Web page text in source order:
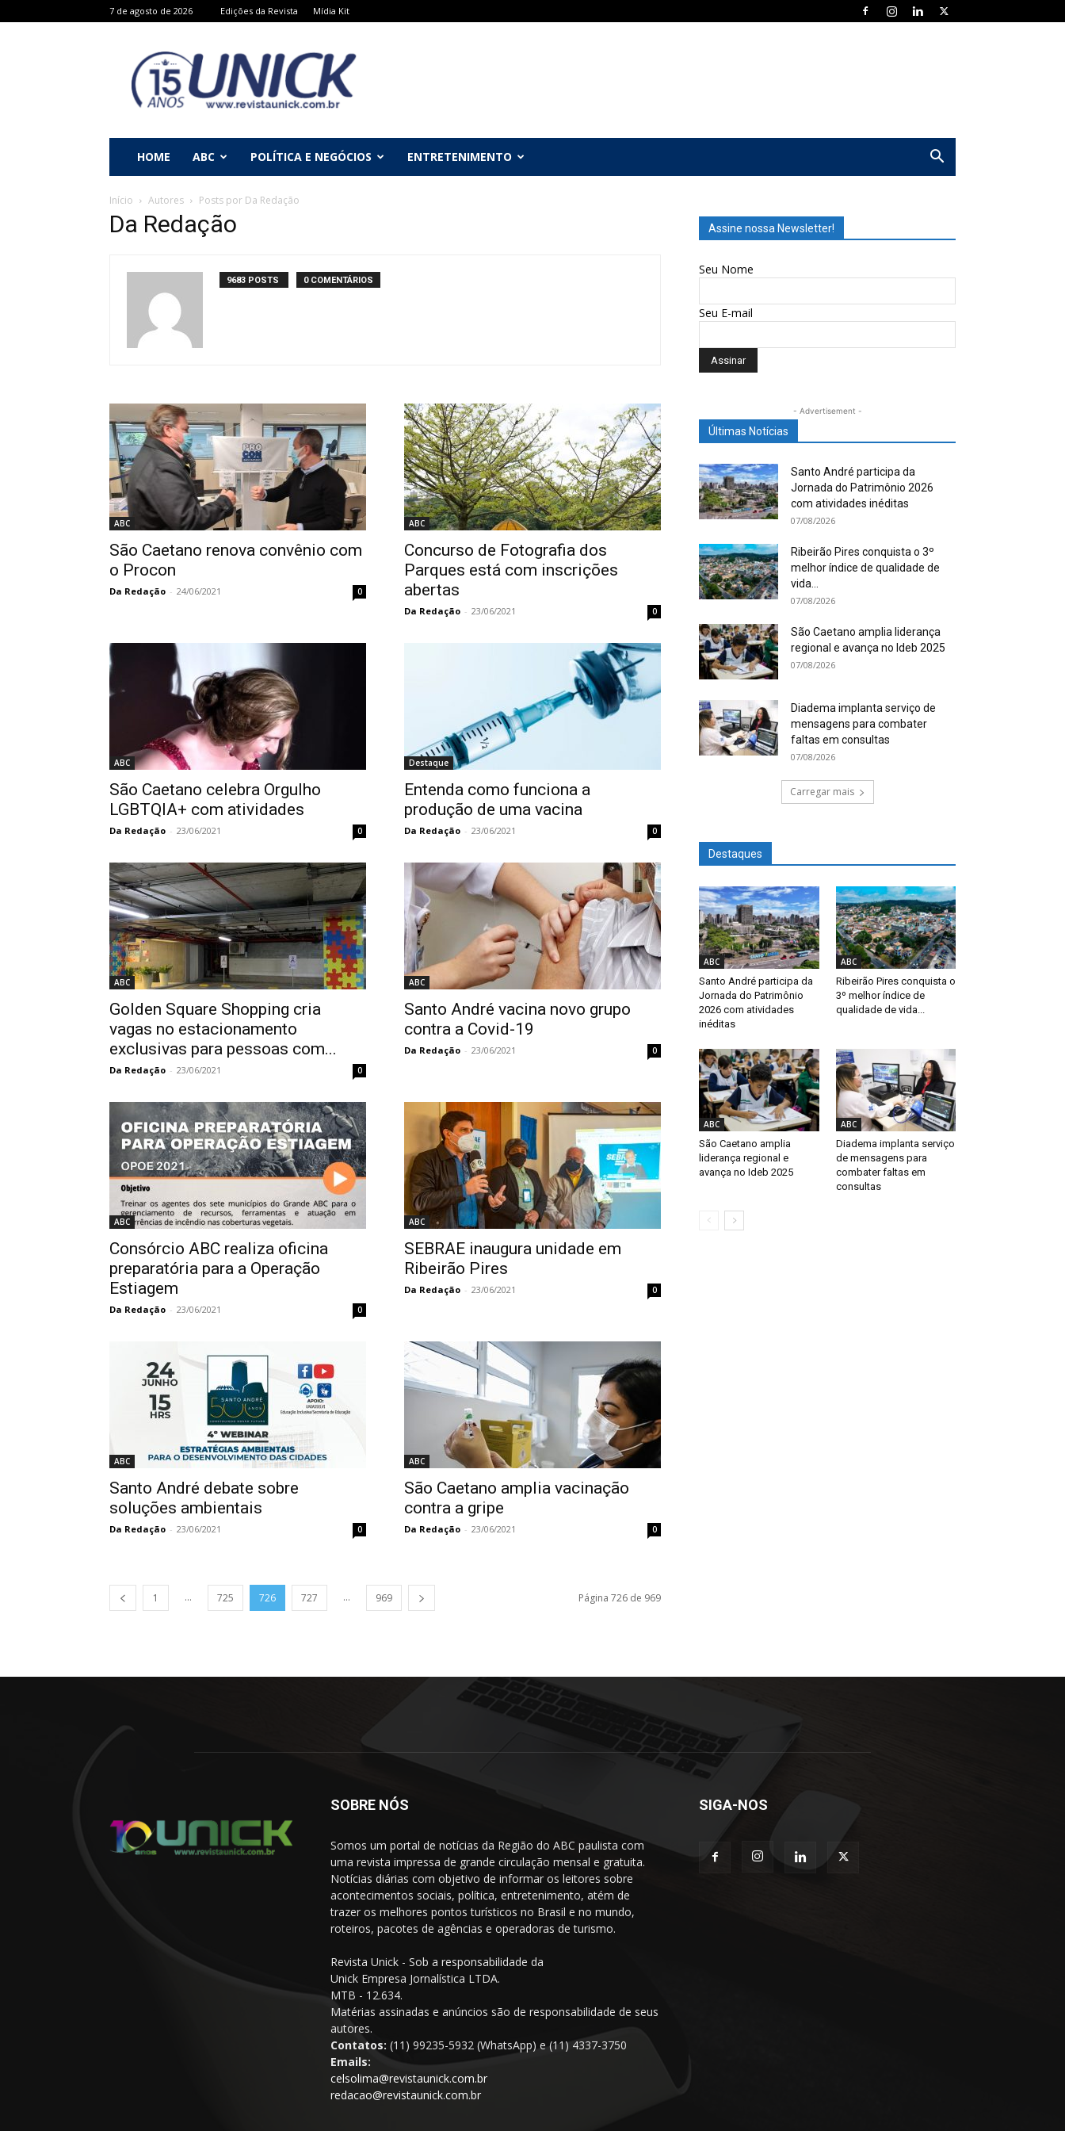
7 de agosto de 2026 Edições da Revista Mídia Kit
Revista
Unick
HOME ABC POLÍTICA E NEGÓCIOS ENTRETENIMENTO
Início Autores Posts por Da Redação
Da Redação
9683 POSTS 0 COMENTÁRIOS
ABC
São Caetano renova convênio com
o Procon
Da Redação - 24/06/2021 0
ABC
Concurso de Fotografia dos
Parques está com inscrições
abertas
Da Redação - 23/06/2021 0
ABC
São Caetano celebra Orgulho
LGBTQIA+ com atividades
Da Redação - 23/06/2021 0
Destaque
Entenda como funciona a
produção de uma vacina
Da Redação - 23/06/2021 0
ABC
Golden Square Shopping cria
vagas no estacionamento
exclusivas para pessoas com...
Da Redação - 23/06/2021 0
ABC
Santo André vacina novo grupo
contra a Covid-19
Da Redação - 23/06/2021 0
ABC
Consórcio ABC realiza oficina
preparatória para a Operação
Estiagem
Da Redação - 23/06/2021 0
ABC
SEBRAE inaugura unidade em
Ribeirão Pires
Da Redação - 23/06/2021 0
ABC
Santo André debate sobre
soluções ambientais
Da Redação - 23/06/2021 0
ABC
São Caetano amplia vacinação
contra a gripe
Da Redação - 23/06/2021 0
1 ... 725 726 727 ... 969 Página 726 de 969
Assine nossa Newsletter!
Seu Nome
Seu E-mail
- Advertisement -
Últimas Notícias
Santo André participa da
Jornada do Patrimônio 2026
com atividades inéditas
07/08/2026
Ribeirão Pires conquista o 3º
melhor índice de qualidade de
vida...
07/08/2026
São Caetano amplia liderança
regional e avança no Ideb 2025
07/08/2026
Diadema implanta serviço de
mensagens para combater
faltas em consultas
07/08/2026
Carregar mais
Destaques
ABC
Santo André participa da
Jornada do Patrimônio
2026 com atividades
inéditas
ABC
Ribeirão Pires conquista o
3º melhor índice de
qualidade de vida...
ABC
São Caetano amplia
liderança regional e
avança no Ideb 2025
ABC
Diadema implanta serviço
de mensagens para
combater faltas em
consultas
SOBRE NÓS
Somos um portal de notícias da Região do ABC paulista com
uma revista impressa de grande circulação mensal e gratuita.
Notícias diárias com objetivo de informar os leitores sobre
acontecimentos sociais, política, entretenimento, atém de
trazer os melhores pontos turísticos no Brasil e no mundo,
roteiros, pacotes de agências e operadoras de turismo.
Revista Unick - Sob a responsabilidade da
Unick Empresa Jornalística LTDA.
MTB - 12.634.
Matérias assinadas e anúncios são de responsabilidade de seus
autores.
Contatos: (11) 99235-5932 (WhatsApp) e (11) 4337-3750
Emails:
celsolima@revistaunick.com.br
redacao@revistaunick.com.br
SIGA-NOS